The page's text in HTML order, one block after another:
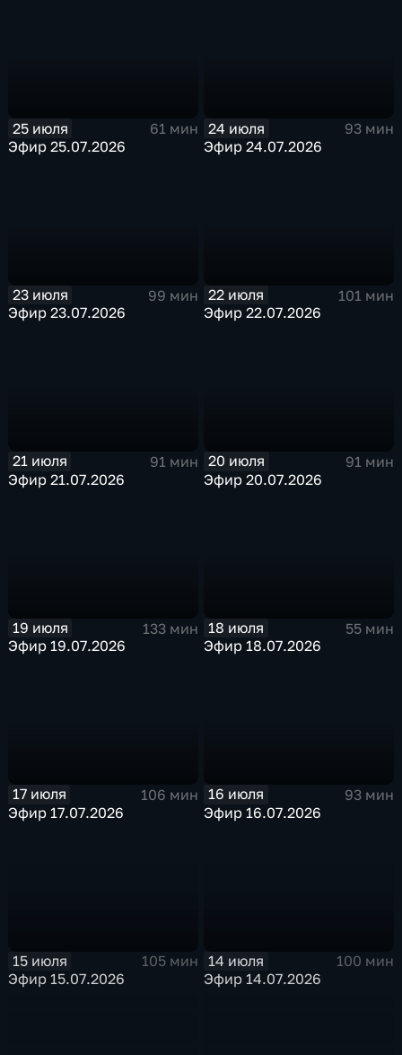
25 июля
61 мин
Эфир 25.07.2026
24 июля
93 мин
Эфир 24.07.2026
23 июля
99 мин
Эфир 23.07.2026
22 июля
101 мин
Эфир 22.07.2026
21 июля
91 мин
Эфир 21.07.2026
20 июля
91 мин
Эфир 20.07.2026
19 июля
133 мин
Эфир 19.07.2026
18 июля
55 мин
Эфир 18.07.2026
17 июля
106 мин
Эфир 17.07.2026
16 июля
93 мин
Эфир 16.07.2026
15 июля
105 мин
Эфир 15.07.2026
14 июля
100 мин
Эфир 14.07.2026